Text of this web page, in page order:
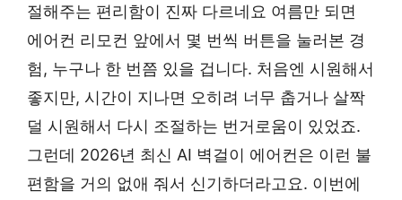
절해주는 편리함이 진짜 다르네요 여름만 되면
에어컨 리모컨 앞에서 몇 번씩 버튼을 눌러본 경
험, 누구나 한 번쯤 있을 겁니다. 처음엔 시원해서
좋지만, 시간이 지나면 오히려 너무 춥거나 살짝
덜 시원해서 다시 조절하는 번거로움이 있었죠.
그런데 2026년 최신 AI 벽걸이 에어컨은 이런 불
편함을 거의 없애 줘서 신기하더라고요. 이번에